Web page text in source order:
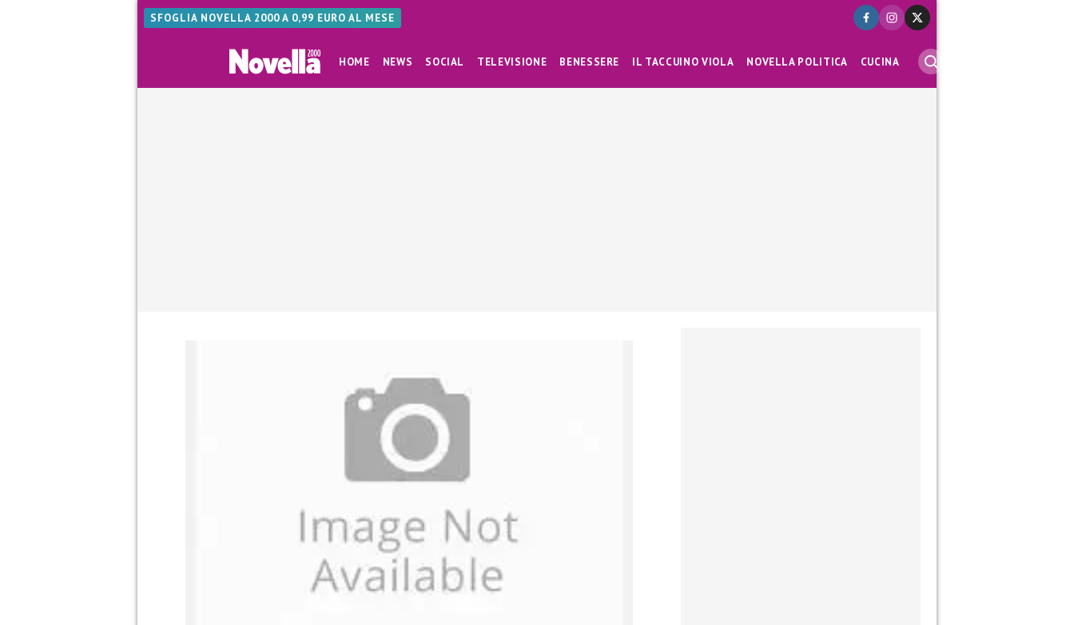
SFOGLIA NOVELLA 2000 A 0,99 EURO AL MESE
HOME NEWS SOCIAL TELEVISIONE BENESSERE IL TACCUINO VIOLA NOVELLA POLITICA CUCINA